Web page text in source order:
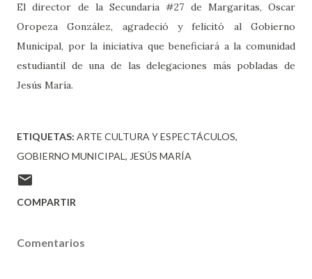
El director de la Secundaria #27 de Margaritas, Oscar
Oropeza González, agradeció y felicitó al Gobierno
Municipal, por la iniciativa que beneficiará a la comunidad
estudiantil de una de las delegaciones más pobladas de
Jesús María.
ETIQUETAS: ARTE CULTURA Y ESPECTÁCULOS
GOBIERNO MUNICIPAL
JESÚS MARÍA
COMPARTIR
Comentarios